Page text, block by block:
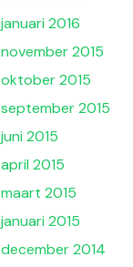
januari 2016
november 2015
oktober 2015
september 2015
juni 2015
april 2015
maart 2015
januari 2015
december 2014